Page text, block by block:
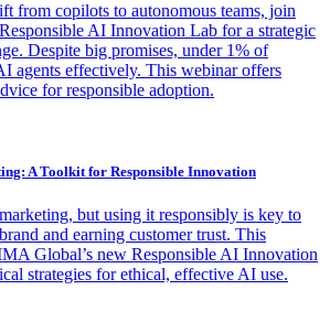
from copilots to autonomous teams, join
AI Innovation Lab for a strategic
Despite big promises, under 1% of
agents effectively. This webinar offers
for responsible adoption.
A Toolkit for Responsible Innovation
but using it responsibly is key to
and earning customer trust. This
Global’s new Responsible AI Innovation
strategies for ethical, effective AI use.